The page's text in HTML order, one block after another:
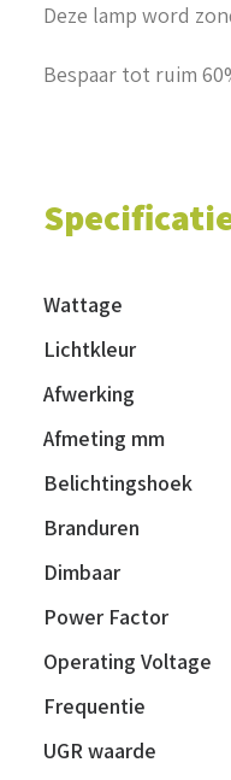
Deze lamp word
Bespaar tot ruim
Wattage
Lichtkleur
Afwerking
Afmeting mm
Belichtingshoek
Branduren
Dimbaar
Power Factor
Operating Voltage
Frequentie
UGR waarde